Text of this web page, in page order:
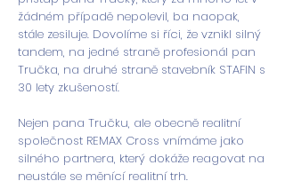
žádném případě nepolevil, ba naopak,
stále zesiluje. Dovolíme si říci, že vznikl silný
tandem, na jedné straně profesionál pan
Tručka, na druhé straně stavebník STAFIN s
30 lety zkušeností.
Nejen pana Tručku, ale obecně realitní
společnost REMAX Cross vnímáme jako
silného partnera, který dokáže reagovat na
neustále se měnící realitní trh.